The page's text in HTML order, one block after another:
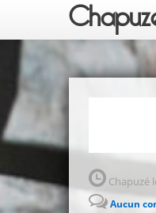
Chapuzé
Aucun